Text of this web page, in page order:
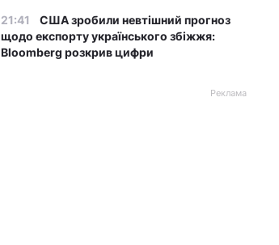
21:41
США зробили невтішний прогноз
щодо експорту українського збіжжя:
Bloomberg розкрив цифри
Реклама